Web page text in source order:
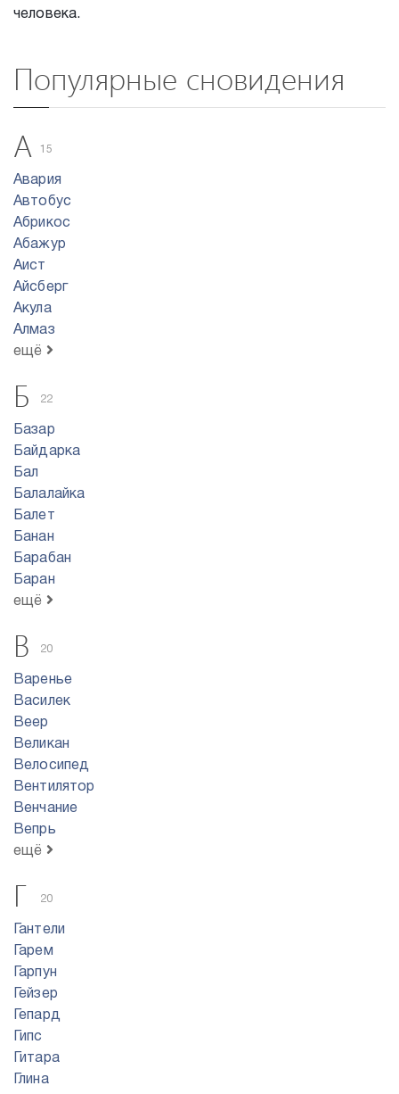
человека.
Популярные сновидения
А
15
Авария
Автобус
Абрикос
Абажур
Аист
Айсберг
Акула
Алмаз
ещё
Б 22
Базар
Байдарка
Бал
Балалайка
Балет
Банан
Барабан
Баран
ещё
В 20
Варенье
Василек
Веер
Великан
Велосипед
Вентилятор
Венчание
Вепрь
ещё
Г 20
Гантели
Гарем
Гарпун
Гейзер
Гепард
Гипс
Гитара
Глина